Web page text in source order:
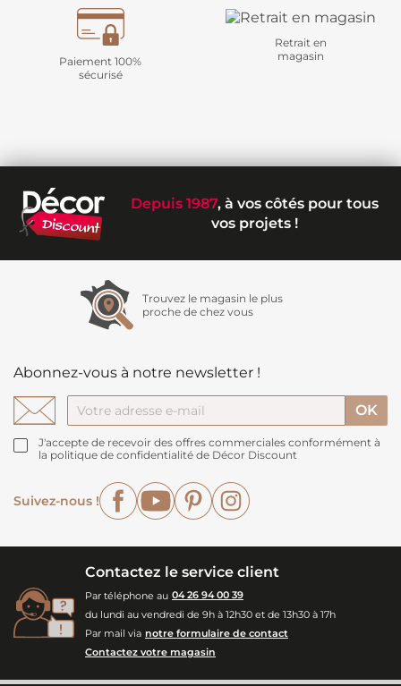
Paiement 100%
sécurisé
Retrait en
magasin
Depuis 1987, à vos côtés pour tous
vos projets !
Trouvez le magasin le plus
proche de chez vous
Abonnez-vous à notre newsletter !
J'accepte de recevoir des offres commerciales conformément à
la politique de confidentialité de Décor Discount
Suivez-nous !
FacebookYouTubePinterest
Contactez le service client
Par téléphone au 04 26 94 00 39
du lundi au vendredi de 9h à 12h30 et de 13h30 à 17h
Par mail via notre formulaire de contact
Contactez votre magasin